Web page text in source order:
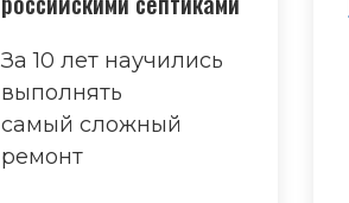
За 10 лет научились
выполнять
самый сложный
ремонт